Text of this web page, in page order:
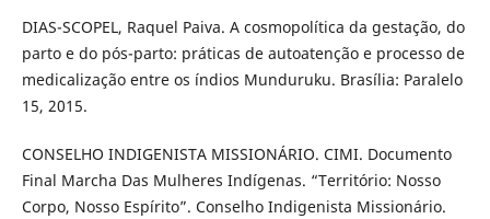
DIAS-SCOPEL, Raquel Paiva. A cosmopolítica da gestação, do
parto e do pós-parto: práticas de autoatenção e processo de
medicalização entre os índios Munduruku. Brasília: Paralelo
15, 2015.
CONSELHO INDIGENISTA MISSIONÁRIO. CIMI. Documento
Final Marcha Das Mulheres Indígenas. “Território: Nosso
Corpo, Nosso Espírito”. Conselho Indigenista Missionário.